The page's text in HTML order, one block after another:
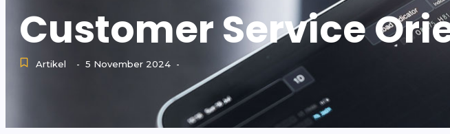
Customer Service
Artikel - 5 November 2024 -